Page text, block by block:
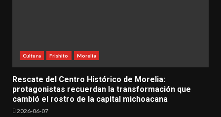
Cultura Frishito Morelia
Rescate del Centro Histórico de Morelia:
protagonistas recuerdan la transformación que
cambió el rostro de la capital michoacana
2026-06-07